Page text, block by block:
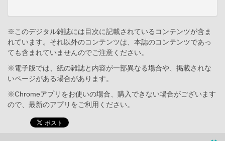
※このデジタル雑誌には目次に記載されているコンテンツが含ま
れています。それ以外のコンテンツは、本誌のコンテンツであっ
ても含まれていませんのでご注意ください。
※電子版では、紙の雑誌と内容が一部異なる場合や、掲載されな
いページがある場合があります。
※Chromeアプリをお使いの場合、購入できない場合がございます
ので、最新のアプリをご利用ください。